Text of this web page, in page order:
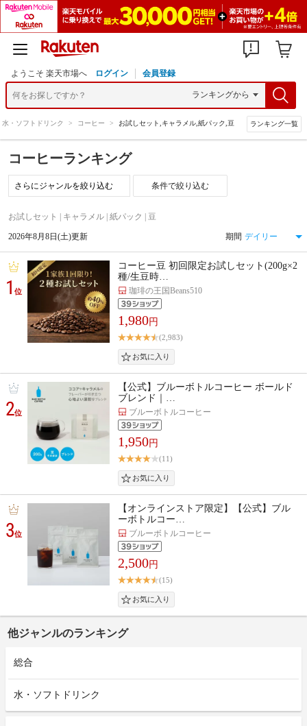
ようこそ 楽天市場へ ログイン 会員登録
水・ソフトドリンク > コーヒー > お試しセット,キャラメル,紙パック,豆 ランキング一覧
コーヒーランキング
条件で絞り込む
お試しセット | キャラメル | 紙パック | 豆
2026年8月8日(土)更新 期間
1位
コーヒー豆 初回限定お試しセット(200g×2
種/生豆時…
珈琲の王国Beans510
1,980円
(2,983)
2位
【公式】ブルーボトルコーヒー ボールド
ブレンド｜…
ブルーボトルコーヒー
1,950円
(11)
3位
【オンラインストア限定】【公式】ブル
ーボトルコー…
ブルーボトルコーヒー
2,500円
(15)
他ジャンルのランキング
総合
水・ソフトドリンク